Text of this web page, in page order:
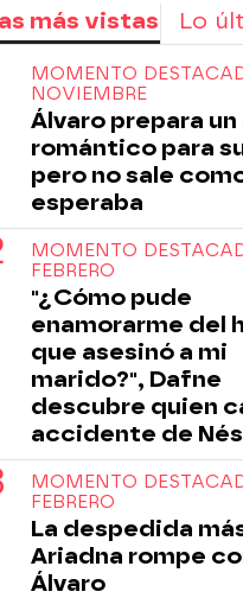
más vistas Lo
MOMENTO
NOVIEMBRE
Álvaro prepara un
romántico para
pero no sale
esperaba
MOMENTO
FEBRERO
"¿Cómo pude
enamorarme del
que asesinó a mi
marido?", Dafne
descubre quien
accidente de
MOMENTO
FEBRERO
La despedida
Ariadna rompe
Álvaro